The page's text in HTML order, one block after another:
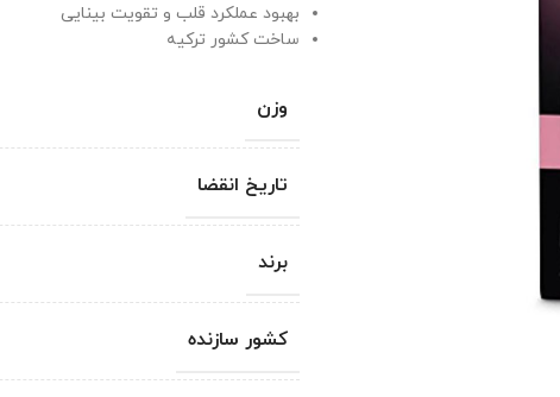
بهبود عملکرد قلب و تقویت بینایی
ساخت کشور ترکیه
وزن
تاریخ انقضا
برند
کشور سازنده